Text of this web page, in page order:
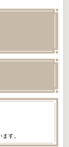
す。